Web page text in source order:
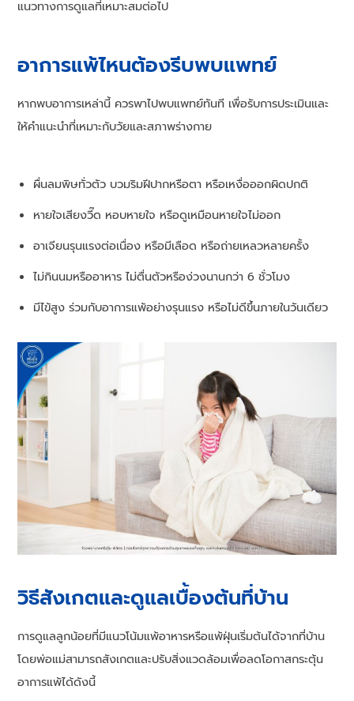
แนวทางการดูแลที่เหมาะสมต่อไป
อาการแพ้ไหนต้องรีบพบแพทย์
หากพบอาการเหล่านี้ ควรพาไปพบแพทย์ทันที เพื่อรับการประเมินและ
ให้คำแนะนำที่เหมาะกับวัยและสภาพร่างกาย
ผื่นลมพิษทั่วตัว บวมริมฝีปากหรือตา หรือเหงื่อออกผิดปกติ
หายใจเสียงวี๊ด หอบหายใจ หรือดูเหมือนหายใจไม่ออก
อาเจียนรุนแรงต่อเนื่อง หรือมีเลือด หรือถ่ายเหลวหลายครั้ง
ไม่กินนมหรืออาหาร ไม่ตื่นตัวหรือง่วงนานกว่า 6 ชั่วโมง
มีไข้สูง ร่วมกับอาการแพ้อย่างรุนแรง หรือไม่ดีขึ้นภายในวันเดียว
วิธีสังเกตและดูแลเบื้องต้นที่บ้าน
การดูแลลูกน้อยที่มีแนวโน้มแพ้อาหารหรือแพ้ฝุ่นเริ่มต้นได้จากที่บ้าน
โดยพ่อแม่สามารถสังเกตและปรับสิ่งแวดล้อมเพื่อลดโอกาสกระตุ้น
อาการแพ้ได้ดังนี้